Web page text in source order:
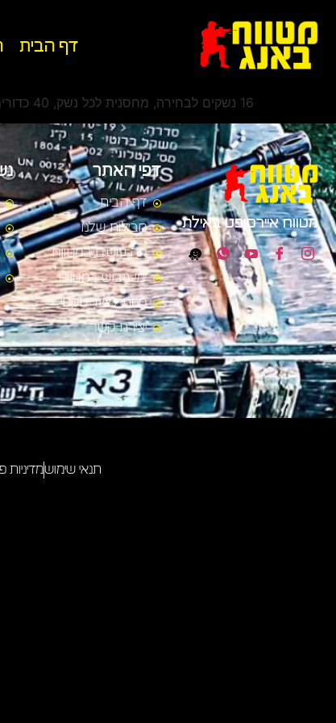
דף הבית
16 נשקים לבחירה, מחסנית לכל נשק, 40 כדורים לכל מחסנית (בנשק ארוך קלאסי,
מטווח איירסופט באילת
דפי האתר
דף הבית
חבילות שלנו
מה עושים במטווח
ימי גיבוש במטווח
חנות לציוד טקטי
יצירת קשר
תנאי שימושמדיניות